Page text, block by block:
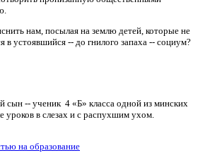
нам, посылая на землю детей, которые не
в устоявшийся -- до гнилого запаха -- социум?
сын -- ученик 4 «Б» класса одной из минских
уроков в слезах и с распухшим ухом.
на образование